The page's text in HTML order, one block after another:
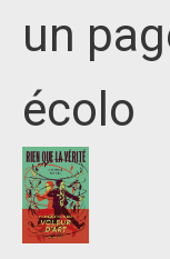
un
écolo